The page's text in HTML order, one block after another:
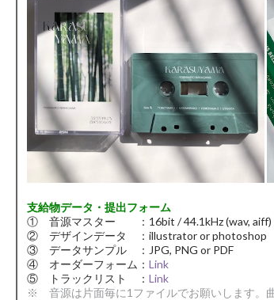
支給物データ・提出フォーム
① 音源マスター ：16bit / 44.1kHz (wav, aiff)
② デザインデータ ：illustrator or photoshop
③ データサンプル ：JPG, PNG or PDF
④ オーダーフォーム： Link
⑤ トラックリスト ： Link
※ 音源は片面毎に1ファイルでお願いします。